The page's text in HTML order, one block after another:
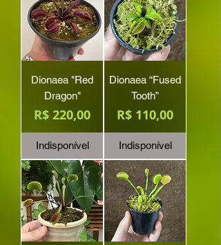
Dionaea "Red
Dragon"
Preço
R$ 220,00
Indisponível
Dionaea “Fused
Tooth”
Preço
R$ 110,00
Indisponível